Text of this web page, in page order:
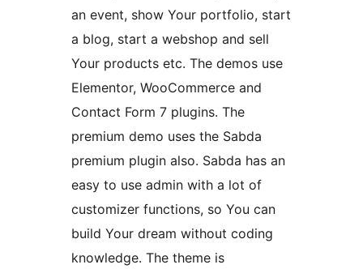
an event, show Your portfolio, start
a blog, start a webshop and sell
Your products etc. The demos use
Elementor, WooCommerce and
Contact Form 7 plugins. The
premium demo uses the Sabda
premium plugin also. Sabda has an
easy to use admin with a lot of
customizer functions, so You can
build Your dream without coding
knowledge. The theme is